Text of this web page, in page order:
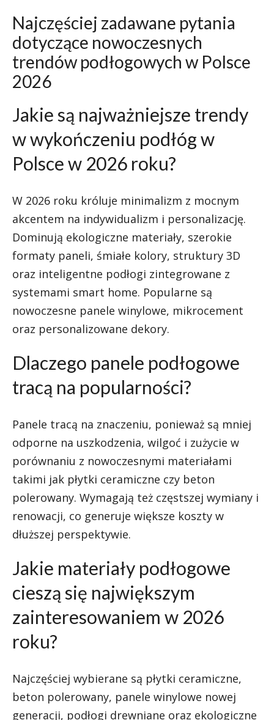
Najczęściej zadawane pytania
dotyczące nowoczesnych
trendów podłogowych w Polsce
2026
Jakie są najważniejsze trendy
w wykończeniu podłóg w
Polsce w 2026 roku?
W 2026 roku króluje minimalizm z mocnym
akcentem na indywidualizm i personalizację.
Dominują ekologiczne materiały, szerokie
formaty paneli, śmiałe kolory, struktury 3D
oraz inteligentne podłogi zintegrowane z
systemami smart home. Popularne są
nowoczesne panele winylowe, mikrocement
oraz personalizowane dekory.
Dlaczego panele podłogowe
tracą na popularności?
Panele tracą na znaczeniu, ponieważ są mniej
odporne na uszkodzenia, wilgoć i zużycie w
porównaniu z nowoczesnymi materiałami
takimi jak płytki ceramiczne czy beton
polerowany. Wymagają też częstszej wymiany i
renowacji, co generuje większe koszty w
dłuższej perspektywie.
Jakie materiały podłogowe
cieszą się największym
zainteresowaniem w 2026
roku?
Najczęściej wybierane są płytki ceramiczne,
beton polerowany, panele winylowe nowej
generacji, podłogi drewniane oraz ekologiczne